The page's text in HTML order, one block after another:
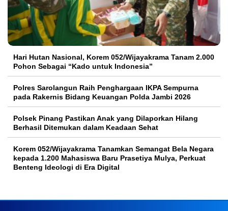
Hari Hutan Nasional, Korem 052/Wijayakrama Tanam 2.000
Pohon Sebagai “Kado untuk Indonesia”
Polres Sarolangun Raih Penghargaan IKPA Sempurna
pada Rakernis Bidang Keuangan Polda Jambi 2026
Polsek Pinang Pastikan Anak yang Dilaporkan Hilang
Berhasil Ditemukan dalam Keadaan Sehat
Korem 052/Wijayakrama Tanamkan Semangat Bela Negara
kepada 1.200 Mahasiswa Baru Prasetiya Mulya, Perkuat
Benteng Ideologi di Era Digital